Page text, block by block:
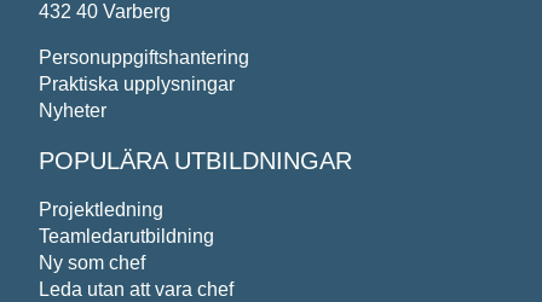
432 40 Varberg
Personuppgiftshantering
Praktiska upplysningar
Nyheter
POPULÄRA UTBILDNINGAR
Projektledning
Teamledarutbildning
Ny som chef
Leda utan att vara chef